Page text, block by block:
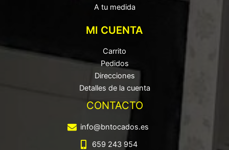
A tu medida
MI CUENTA
Carrito
Pedidos
Direcciones
Detalles de la cuenta
CONTACTO
info@bntocados.es
659 243 954